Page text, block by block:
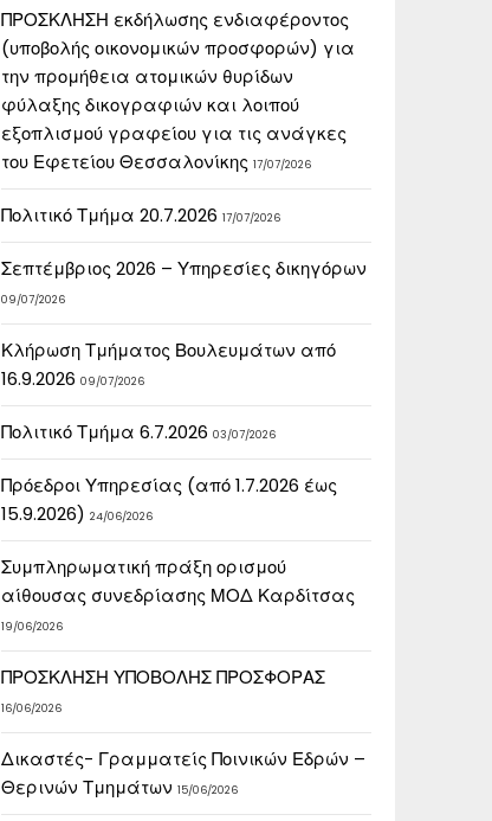
ΠΡΟΣΚΛΗΣΗ εκδήλωσης ενδιαφέροντος
(υποβολής οικονομικών προσφορών) για
την προμήθεια ατομικών θυρίδων
φύλαξης δικογραφιών και λοιπού
εξοπλισμού γραφείου για τις ανάγκες
του Εφετείου Θεσσαλονίκης 17/07/2026
Πολιτικό Τμήμα 20.7.2026 17/07/2026
Σεπτέμβριος 2026 – Υπηρεσίες δικηγόρων
09/07/2026
Κλήρωση Τμήματος Βουλευμάτων από
16.9.2026 09/07/2026
Πολιτικό Τμήμα 6.7.2026 03/07/2026
Πρόεδροι Υπηρεσίας (από 1.7.2026 έως
15.9.2026) 24/06/2026
Συμπληρωματική πράξη ορισμού
αίθουσας συνεδρίασης ΜΟΔ Καρδίτσας
19/06/2026
ΠΡΟΣΚΛΗΣΗ ΥΠΟΒΟΛΗΣ ΠΡΟΣΦΟΡΑΣ
16/06/2026
Δικαστές- Γραμματείς Ποινικών Εδρών –
Θερινών Τμημάτων 15/06/2026